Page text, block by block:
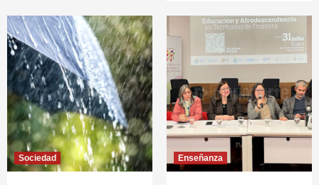
Sociedad Enseñanza